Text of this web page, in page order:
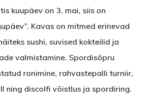
kuupäev on 3. mai, siis on
Kavas on mitmed erinevad
sushi, suvised kokteilid ja
valmistamine. Spordisõpru
ronimine, rahvastepalli turniir,
ning discolfi võistlus ja spordiring.